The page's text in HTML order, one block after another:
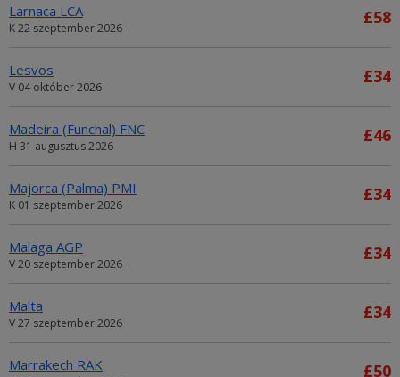
Larnaca LCA
K 22 szeptember 2026
£58
Lesvos
V 04 október 2026
£34
Madeira (Funchal) FNC
H 31 augusztus 2026
£46
Majorca (Palma) PMI
K 01 szeptember 2026
£34
Malaga AGP
V 20 szeptember 2026
£34
Malta
V 27 szeptember 2026
£34
Marrakech RAK £50